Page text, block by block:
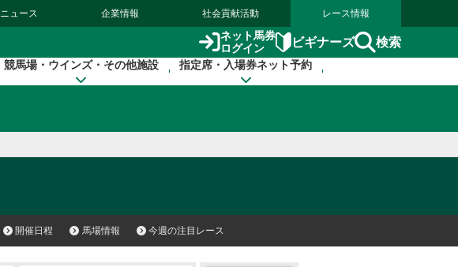
ニュース 企業情報 社会貢献活動 レース情報
ネット馬券
ログイン
ビギナーズ 検索
競馬場・ウインズ・その他施設 指定席・入場券ネット予約
開催日程 馬場情報 今週の注目レース